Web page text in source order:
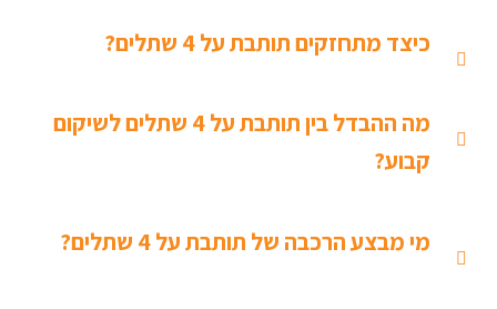
כיצד מתחזקים תותבת על 4 שתלים?
מה ההבדל בין תותבת על 4 שתלים לשיקום
קבוע?
מי מבצע הרכבה של תותבת על 4 שתלים?